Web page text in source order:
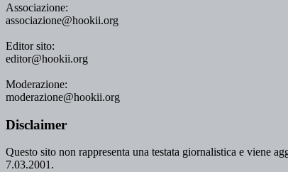
Associazione:
associazione@hookii.org
Editor sito:
editor@hookii.org
Moderazione:
moderazione@hookii.org
Disclaimer
Questo sito non rappresenta una testata giornalistica e viene
7.03.2001.